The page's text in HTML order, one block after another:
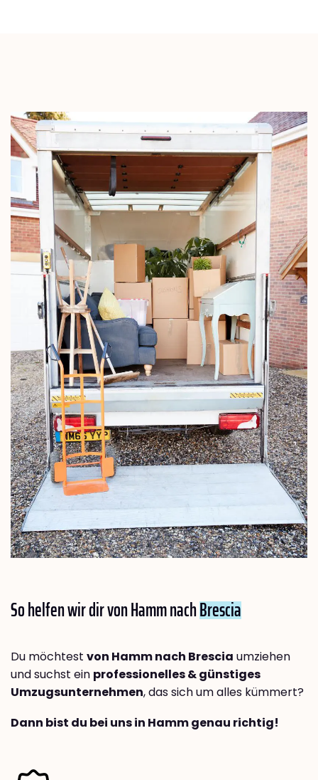
So helfen wir dir von Hamm nachBrescia
Du möchtest von Hamm nach Brescia umziehen
und suchst ein professionelles & günstiges
Umzugsunternehmen, das sich um alles kümmert?
Dann bist du bei uns in Hamm genau richtig!